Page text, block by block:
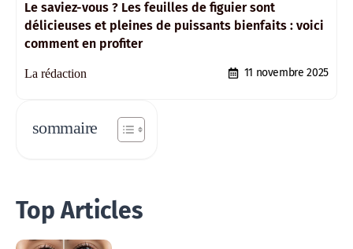
Le saviez-vous ? Les feuilles de figuier sont
délicieuses et pleines de puissants bienfaits : voici
comment en profiter
La rédaction 11 novembre 2025
sommaire
Top Articles